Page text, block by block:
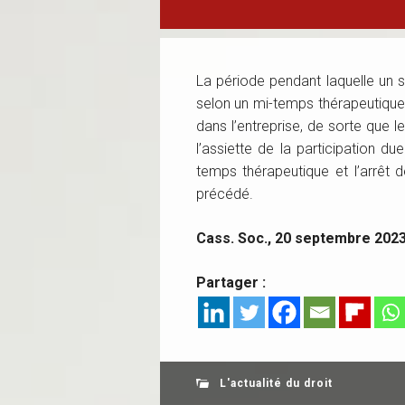
La période pendant laquelle un
selon un mi-temps
dans l’entreprise, de sorte que
l’assiette de la participation
temps thérapeutique et l’arrêt
précédé.
Cass. Soc., 20 septembre
Partager :
L'actualité du droit